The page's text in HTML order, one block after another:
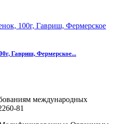
Гавриш, Фермерское...
международных
81